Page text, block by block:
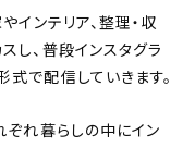
インテリア、整理・収
し、普段インスタグラ
で配信していきます。
ぞれ暮らしの中にイン